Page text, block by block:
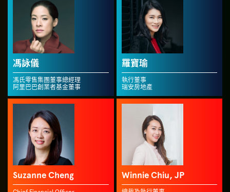
馮詠儀
馮氏零售集團董事總經理
阿里巴巴創業者基金董事
羅寶瑜
執行董事
瑞安房地產
Suzanne Cheng Winnie Chiu, JP